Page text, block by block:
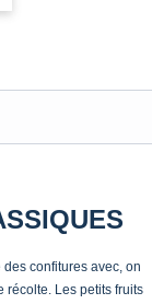
confitures avec, on
récolte. Les petits fruits